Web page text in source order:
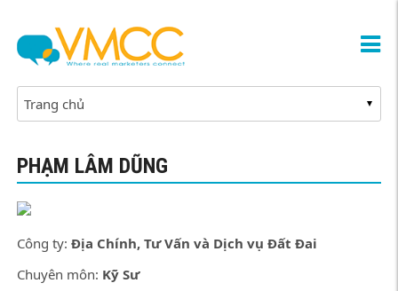
PHẠM LÂM DŨNG
Công ty: Địa Chính, Tư Vấn và Dịch vụ Đất Đai
Chuyên môn: Kỹ Sư